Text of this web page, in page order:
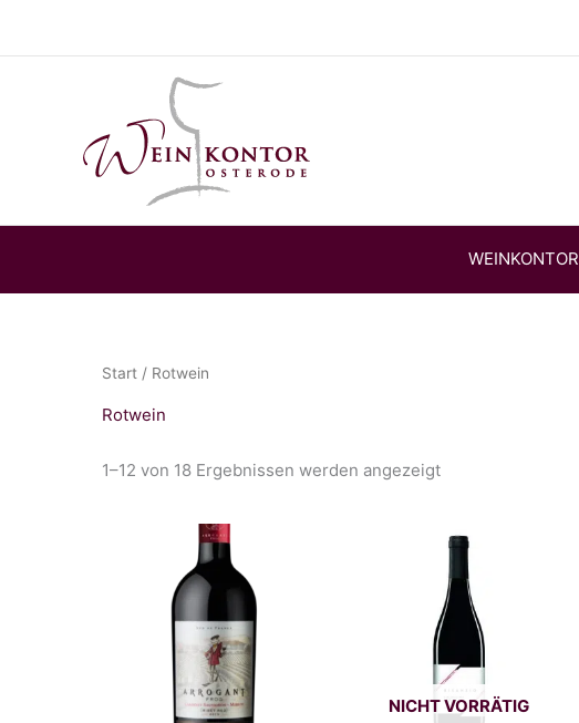
WEINKONTOR
Start / Rotwein
Rotwein
1–12 von 18 Ergebnissen werden angezeigt
NICHT VORRÄTIG